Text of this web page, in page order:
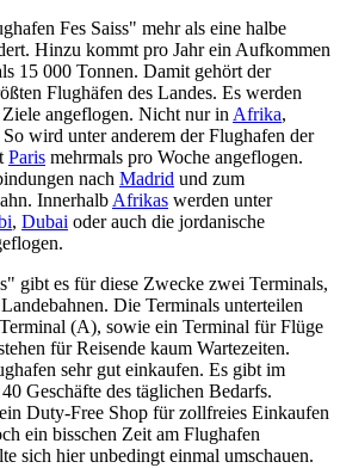
Fes Saiss" mehr als eine halbe
Hinzu kommt pro Jahr ein Aufkommen
15 000 Tonnen. Damit gehört der
Flughäfen des Landes. Es werden
angeflogen. Nicht nur inAfrika,
wird unter anderem der Flughafen der
Paris mehrmals pro Woche angeflogen.
nach Madrid und zum
InnerhalbAfrikas werden unter
, Dubai oder auch die jordanische
gibt es für diese Zwecke zwei Terminals,
Die Terminals unterteilen
(A), sowie ein Terminal für Flüge
für Reisende kaum Wartezeiten.
sehr gut einkaufen. Es gibt im
Geschäfte des täglichen Bedarfs.
Duty-Free Shop für zollfreies Einkaufen
ein bisschen Zeit am Flughafen
sich hier unbedingt einmal umschauen.